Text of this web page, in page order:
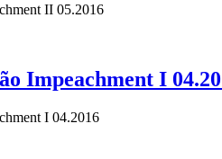
II 05.2016
Impeachment I
I 04.2016